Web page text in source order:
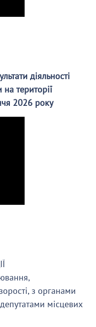
діяльності
території
2026 року
з органами
місцевих